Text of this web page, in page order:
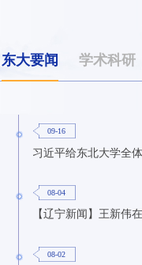
东大要闻 学术科研
09-16
习近平给东北大学全
08-04
08-02